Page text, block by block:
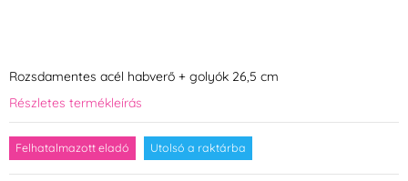
Rozsdamentes acél habverő + golyók 26,5 cm
Részletes termékleírás
Felhatalmazott eladó Utolsó a raktárba